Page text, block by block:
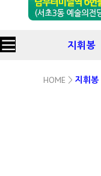
지휘봉
HOME > 지휘봉